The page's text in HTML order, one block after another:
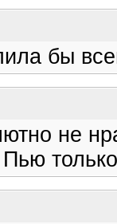
бы
не
Пью